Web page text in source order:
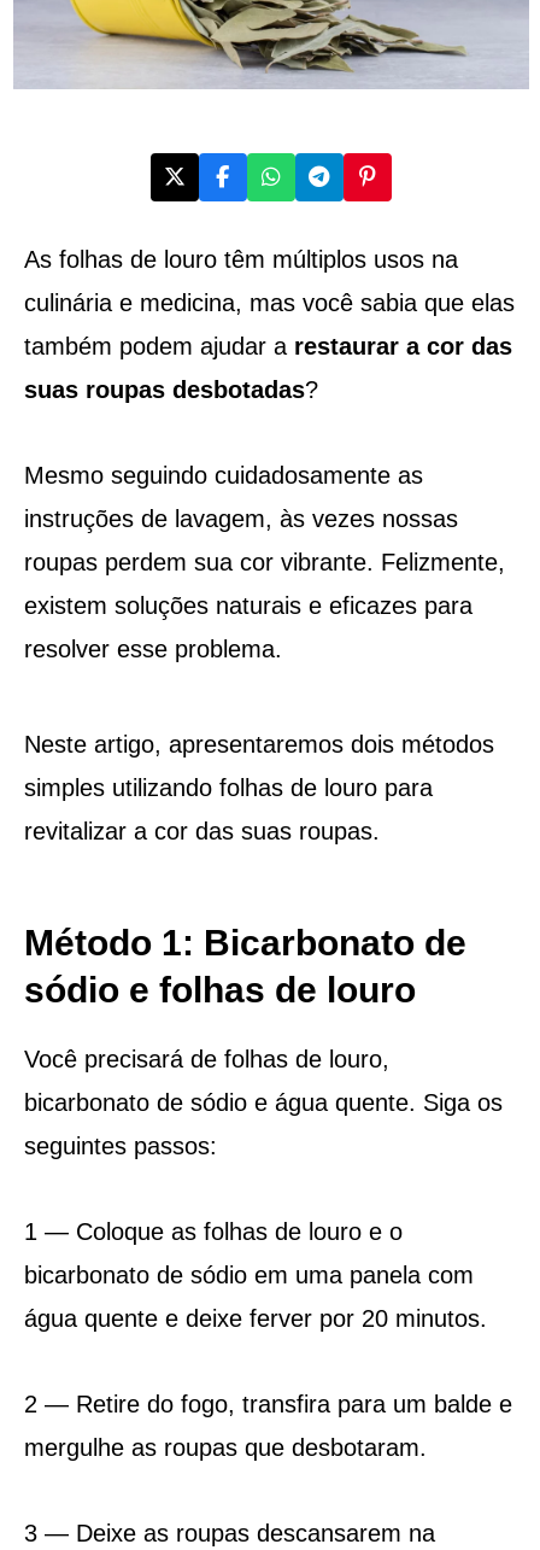
As folhas de louro têm múltiplos usos na
culinária e medicina, mas você sabia que elas
também podem ajudar a restaurar a cor das
suas roupas desbotadas?
Mesmo seguindo cuidadosamente as
instruções de lavagem, às vezes nossas
roupas perdem sua cor vibrante. Felizmente,
existem soluções naturais e eficazes para
resolver esse problema.
Neste artigo, apresentaremos dois métodos
simples utilizando folhas de louro para
revitalizar a cor das suas roupas.
Método 1: Bicarbonato de
sódio e folhas de louro
Você precisará de folhas de louro,
bicarbonato de sódio e água quente. Siga os
seguintes passos:
1 — Coloque as folhas de louro e o
bicarbonato de sódio em uma panela com
água quente e deixe ferver por 20 minutos.
2 — Retire do fogo, transfira para um balde e
mergulhe as roupas que desbotaram.
3 — Deixe as roupas descansarem na